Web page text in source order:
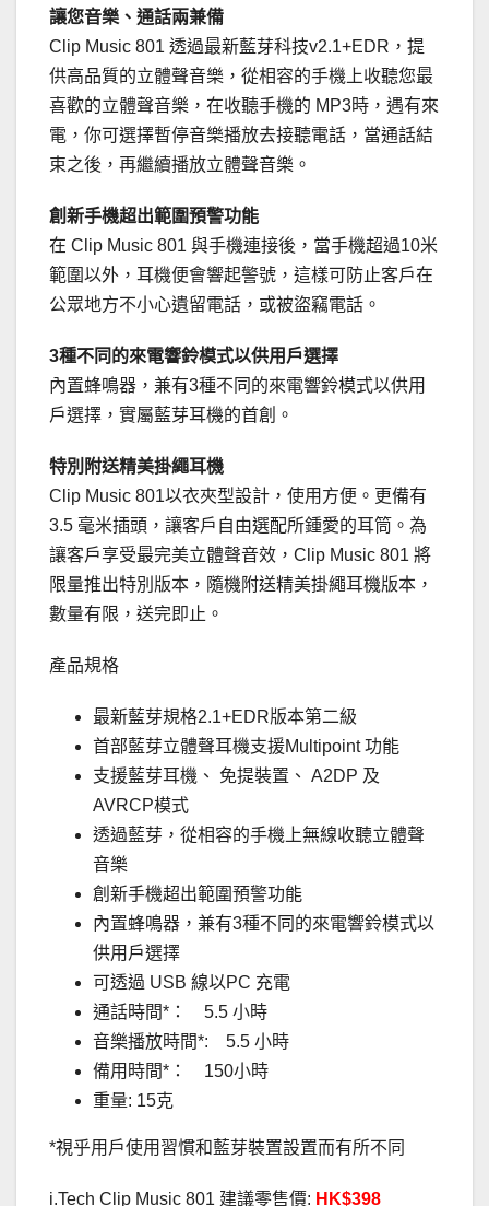
讓您音樂、通話兩兼備
Clip Music 801 透過最新藍芽科技v2.1+EDR，提
供高品質的立體聲音樂，從相容的手機上收聽您最
喜歡的立體聲音樂，在收聽手機的 MP3時，遇有來
電，你可選擇暫停音樂播放去接聽電話，當通話結
束之後，再繼續播放立體聲音樂。
創新手機超出範圍預警功能
在 Clip Music 801 與手機連接後，當手機超過10米
範圍以外，耳機便會響起警號，這樣可防止客戶在
公眾地方不小心遺留電話，或被盜竊電話。
3種不同的來電響鈴模式以供用戶選擇
內置蜂鳴器，兼有3種不同的來電響鈴模式以供用
戶選擇，實屬藍芽耳機的首創。
特別附送精美掛繩耳機
Clip Music 801以衣夾型設計，使用方便。更備有
3.5 毫米插頭，讓客戶自由選配所鍾愛的耳筒。為
讓客戶享受最完美立體聲音效，Clip Music 801 將
限量推出特別版本，隨機附送精美掛繩耳機版本，
數量有限，送完即止。
產品規格
最新藍芽規格2.1+EDR版本第二級
首部藍芽立體聲耳機支援Multipoint 功能
支援藍芽耳機、 免提裝置、 A2DP 及
AVRCP模式
透過藍芽，從相容的手機上無線收聽立體聲
音樂
創新手機超出範圍預警功能
內置蜂鳴器，兼有3種不同的來電響鈴模式以
供用戶選擇
可透過 USB 線以PC 充電
通話時間*： 5.5 小時
音樂播放時間*: 5.5 小時
備用時間*： 150小時
重量: 15克
*視乎用戶使用習慣和藍芽裝置設置而有所不同
i.Tech Clip Music 801 建議零售價: HK$398